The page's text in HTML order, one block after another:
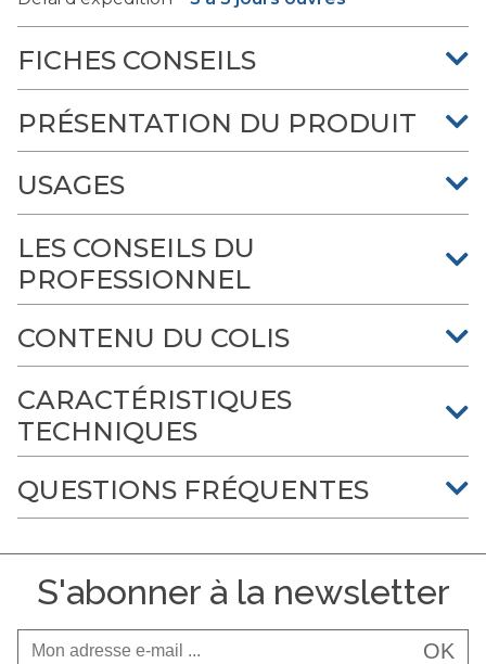
FICHES CONSEILS
PRÉSENTATION DU PRODUIT
USAGES
LES CONSEILS DU
PROFESSIONNEL
CONTENU DU COLIS
CARACTÉRISTIQUES
TECHNIQUES
QUESTIONS FRÉQUENTES
S'abonner à la newsletter
OK